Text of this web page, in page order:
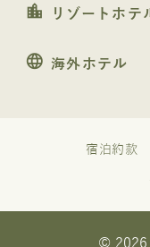
location_city リゾートホテ
language 海外ホテル
宿泊約款
© 2026